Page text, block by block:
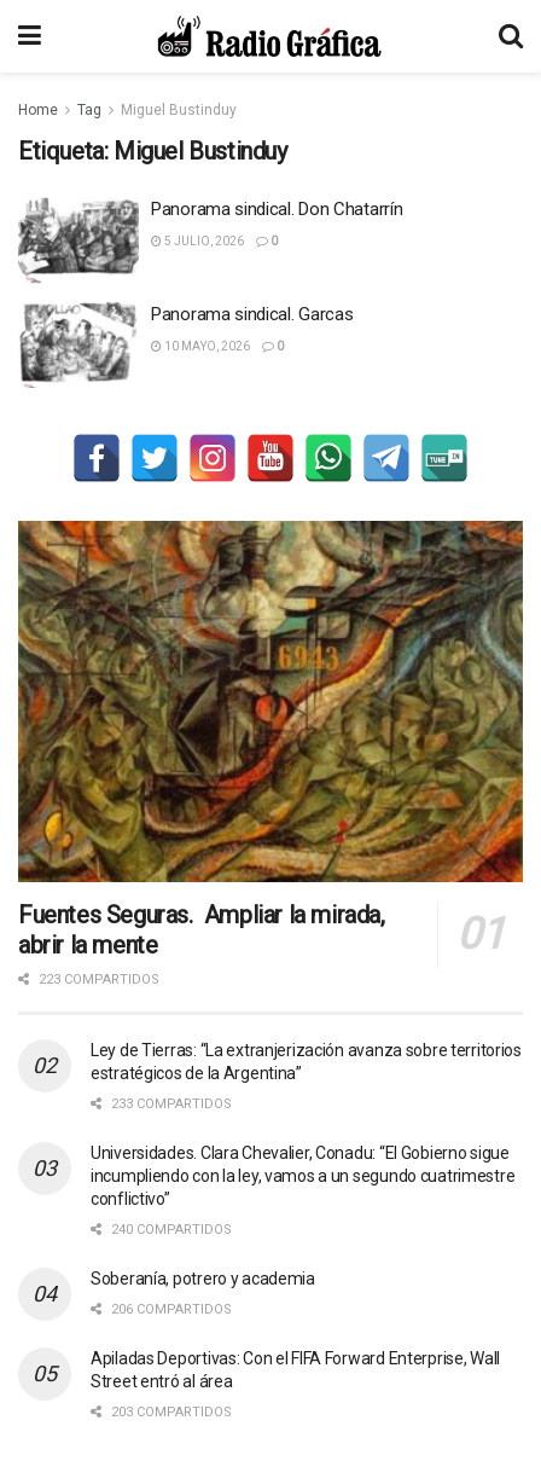
Home Tag Miguel Bustinduy
Etiqueta: Miguel Bustinduy
Panorama sindical. Don Chatarrín
5 JULIO, 2026 0
Panorama sindical. Garcas
10 MAYO, 2026 0
Fuentes Seguras. Ampliar la mirada,
abrir la mente
223 COMPARTIDOS
Ley de Tierras: “La extranjerización avanza sobre territorios
estratégicos de la Argentina”
233 COMPARTIDOS
Universidades. Clara Chevalier, Conadu: “El Gobierno sigue
incumpliendo con la ley, vamos a un segundo cuatrimestre
conflictivo”
240 COMPARTIDOS
Soberanía, potrero y academia
206 COMPARTIDOS
Apiladas Deportivas: Con el FIFA Forward Enterprise, Wall
Street entró al área
203 COMPARTIDOS